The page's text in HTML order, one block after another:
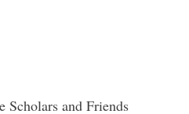
and Friends